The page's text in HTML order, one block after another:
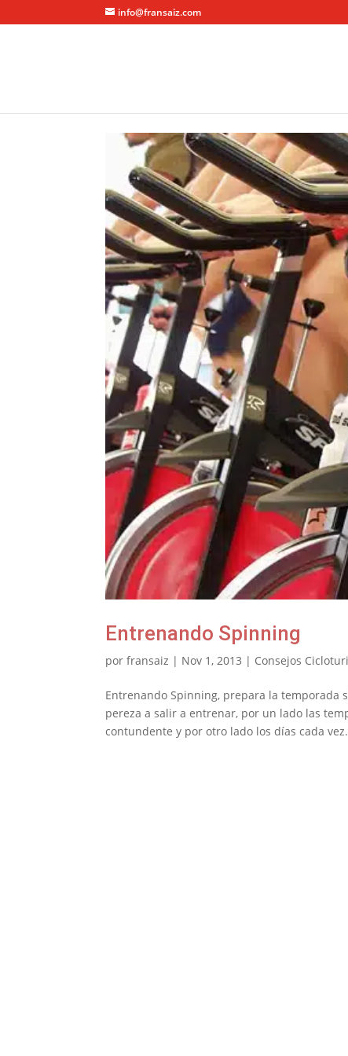
info@fransaiz.com
Entrenando Spinning
porfransaiz | Nov 1, 2013 | Consejos
Entrenando Spinning, prepara la temporada
pereza a salir a entrenar, por un lado las
contundente y por otro lado los días cada